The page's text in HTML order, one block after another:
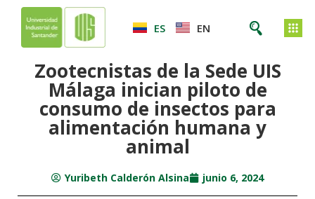
ES EN
Zootecnistas de la Sede UIS
Málaga inician piloto de
consumo de insectos para
alimentación humana y
animal
Yuribeth Calderón Alsina junio 6, 2024